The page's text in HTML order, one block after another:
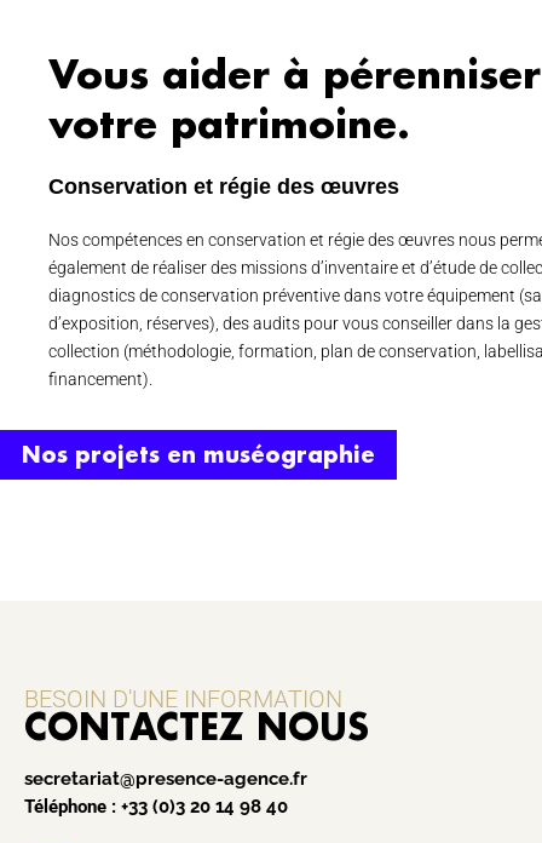
Vous aider à pérenniser
votre patrimoine.
Conservation et régie des œuvres
Nos compétences en conservation et régie des œuvres nous
également de réaliser des missions d’inventaire et d’étude de
diagnostics de conservation préventive dans votre équipement
d’exposition, réserves), des audits pour vous conseiller dans la
collection (méthodologie, formation, plan de conservation,
financement).
Nos projets en muséographie
BESOIN D'UNE INFORMATION
CONTACTEZ NOUS
secretariat@presence-agence.fr
Téléphone : +33 (0)3 20 14 98 40